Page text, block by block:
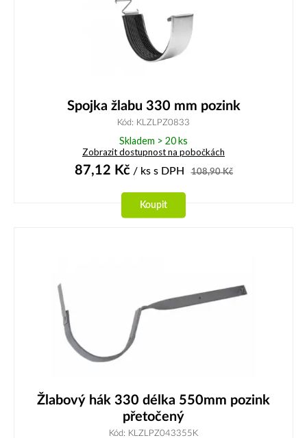
Spojka žlabu 330 mm pozink
Kód: KLZLPZ0833
Skladem > 20 ks
Zobrazit dostupnost na pobočkách
87,12 Kč/ ks s DPH 108,90Kč
Koupit
Žlabový hák 330 délka 550mm pozink
přetočený
Kód: KLZLPZ043355K